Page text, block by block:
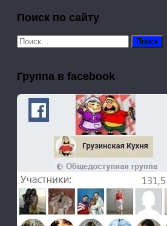
Поиск по сайту
Найти:
Группа в facebook